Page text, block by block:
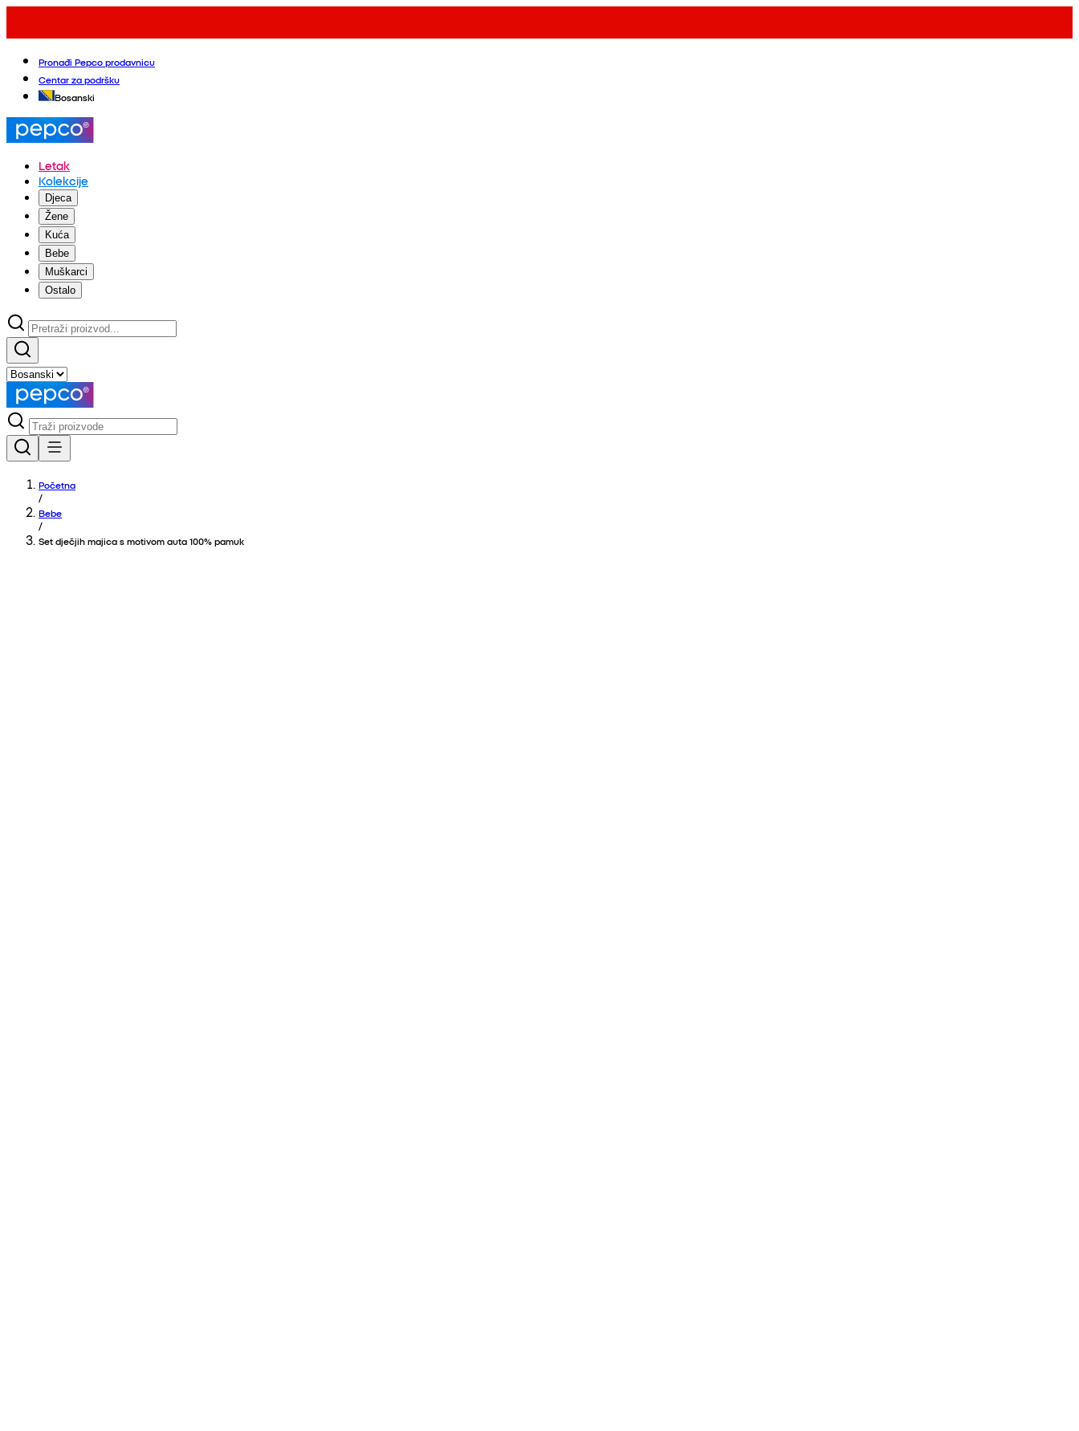
Pronađi Pepco prodavnicu
Centar za podršku
Bosanski
Letak
Kolekcije
Djeca
Žene
Kuća
Bebe
Muškarci
Ostalo
Početna
/
Bebe
/
Set dječjih majica s motivom auta 100% pamuk